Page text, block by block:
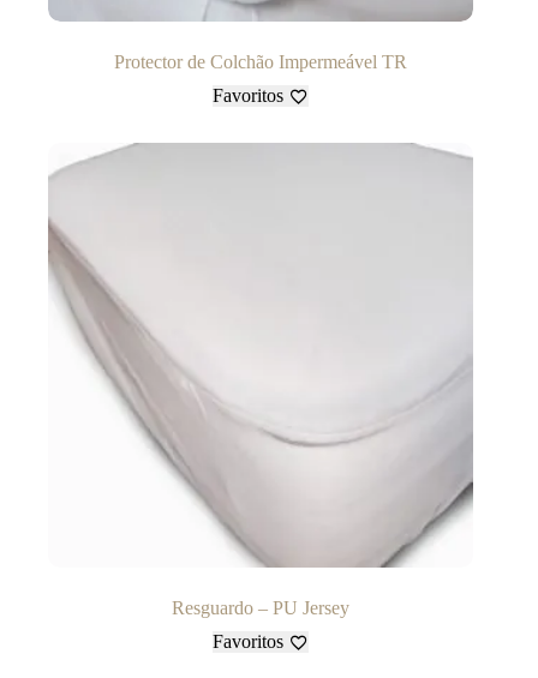
Protector de Colchão Impermeável TR
Favoritos
Resguardo – PU Jersey
Favoritos